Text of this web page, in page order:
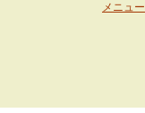
メニュー